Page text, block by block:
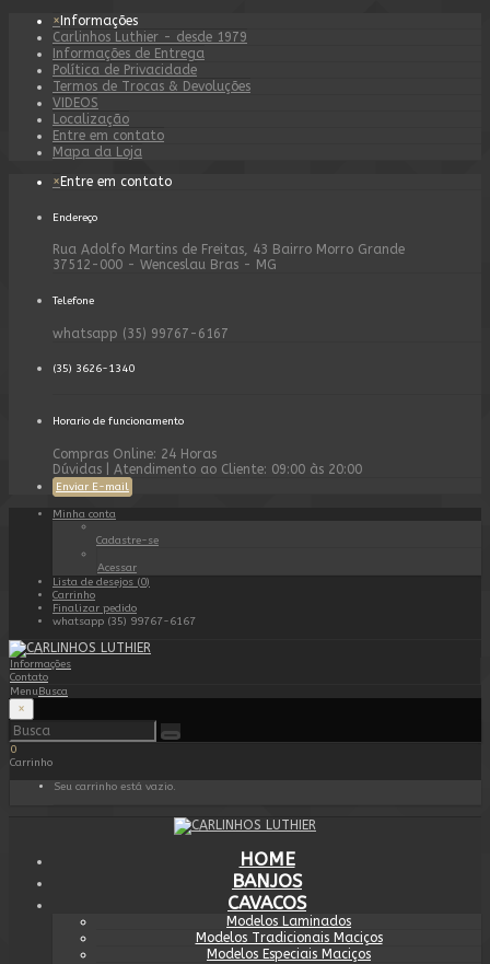
× Informações
Carlinhos Luthier - desde 1979
Informações de Entrega
Política de Privacidade
Termos de Trocas & Devoluções
VIDEOS
Localização
Entre em contato
Mapa da Loja
× Entre em contato
Endereço
Rua Adolfo Martins de Freitas, 43 Bairro Morro Grande
37512-000 - Wenceslau Bras - MG
Telefone
whatsapp (35) 99767-6167
(35) 3626-1340
Horario de funcionamento
Compras Online: 24 Horas
Dúvidas | Atendimento ao Cliente: 09:00 às 20:00
Enviar E-mail
Minha conta
Cadastre-se
Acessar
Lista de desejos (0)
Carrinho
Finalizar pedido
whatsapp (35) 99767-6167
Informações
Contato
MenuBusca
×
0
Carrinho
Seu carrinho está vazio.
HOME
BANJOS
CAVACOS
Modelos Laminados
Modelos Tradicionais Maciços
Modelos Especiais Maciços